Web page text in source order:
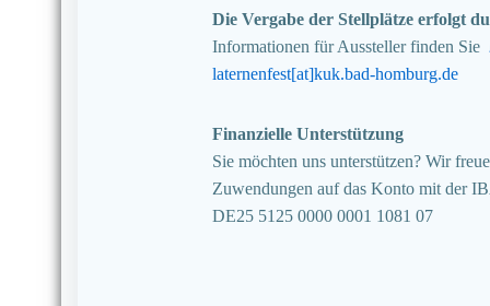
Die Vergabe der Stellplätze erfolgt
Informationen für Aussteller finden Sie
laternenfest[at]kuk.bad-homburg.de
Finanzielle Unterstützung
Sie möchten uns unterstützen? Wir
Zuwendungen auf das Konto mit der
DE25 5125 0000 0001 1081 07